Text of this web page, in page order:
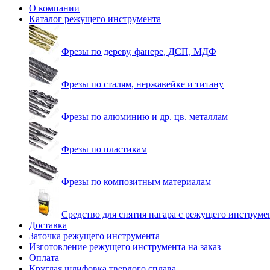
О компании
Каталог режущего инструмента
Фрезы по дереву, фанере, ДСП, МДФ
Фрезы по сталям, нержавейке и титану
Фрезы по алюминию и др. цв. металлам
Фрезы по пластикам
Фрезы по композитным материалам
Средство для снятия нагара с режущего
Доставка
Заточка режущего инструмента
Изготовление режущего инструмента на заказ
Оплата